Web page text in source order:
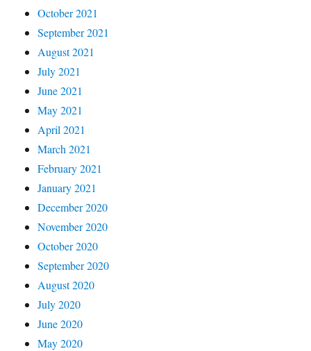
October 2021
September 2021
August 2021
July 2021
June 2021
May 2021
April 2021
March 2021
February 2021
January 2021
December 2020
November 2020
October 2020
September 2020
August 2020
July 2020
June 2020
May 2020